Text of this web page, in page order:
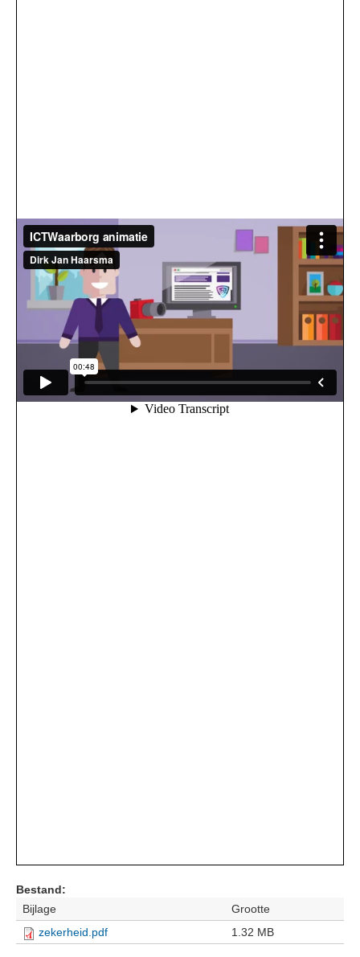
Bestand:
Bijlage
Grootte
zekerheid.pdf
1.32 MB